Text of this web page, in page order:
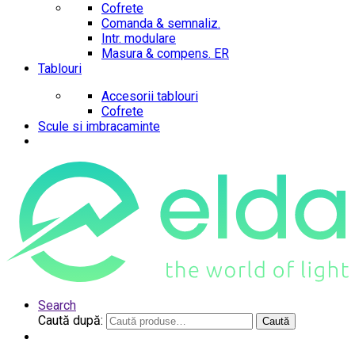
Cofrete
Comanda & semnaliz.
Intr. modulare
Masura & compens. ER
Tablouri
Accesorii tablouri
Cofrete
Scule si imbracaminte
Search
Caută după:
Caută